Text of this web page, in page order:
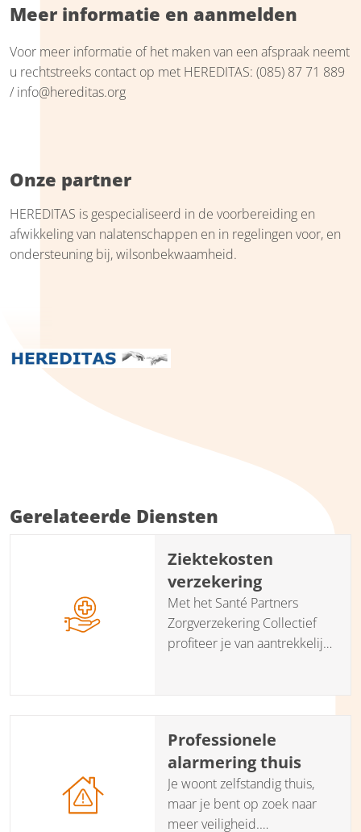
Meer informatie en aanmelden
Voor meer informatie of het maken van een afspraak neemt
u rechtstreeks contact op met HEREDITAS: (085) 87 71 889
/ info@hereditas.org
Onze partner
HEREDITAS is gespecialiseerd in de voorbereiding en
afwikkeling van nalatenschappen en in regelingen voor, en
ondersteuning bij, wilsonbekwaamheid.
Gerelateerde Diensten
Ziektekosten
verzekering
Met het Santé Partners
Zorgverzekering Collectief
profiteer je van aantrekkelijke
Professionele
alarmering thuis
Je woont zelfstandig thuis,
maar je bent op zoek naar
meer veiligheid.